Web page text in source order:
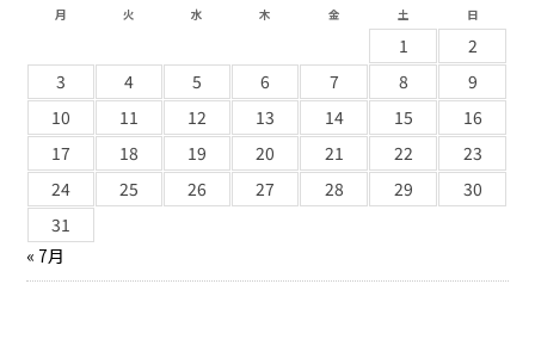
月 火 水 木 金 土 日
1
2
3
4 5 6 7 8
9
10
11 12 13 14 15
16
17
18 19 20 21 22
23
24
25 26 27 28 29
30
31
« 7月